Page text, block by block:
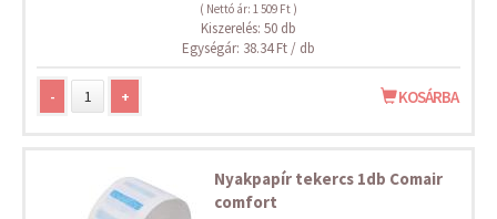
( Nettó ár: 1 509 Ft )
Kiszerelés: 50 db
Egységár: 38.34 Ft / db
- + KOSÁRBA
Nyakpapír tekercs 1db Comair
comfort